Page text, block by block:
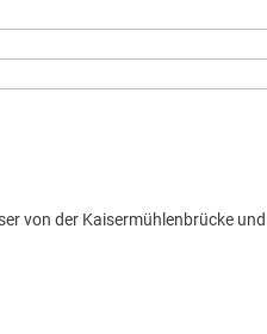
von der Kaisermühlenbrücke